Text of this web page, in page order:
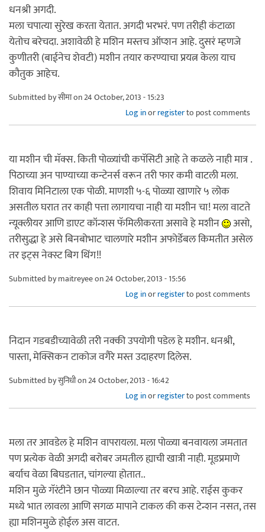
धनश्री अगदी.
मला चपात्या सुरेख करता येतात. अगदी भरभरं. पण तरीही कंटाळा
येतोच बरेचदा. अशावेळी हे मशिन मस्तच ऑप्शन आहे. दुसरं म्हणजे
कुणीतरी (बाईनेच शेवटी) मशीन तयार करण्याचा प्रयत्न केला याच
कौतुक आहेच.
Submitted byसीमाon 24 October, 2013 - 15:23
Log inorregisterto post comments
या मशीन ची मॅक्स. किती पोळ्यांची कपॅसिटी आहे ते कळले नाही मात्र .
पिठाच्या अन पाण्याच्या कन्टेनर्स वरून तरी फार कमी वाटली मला.
शिवाय मिनिटाला एक पोळी. माणशी ५-६ पोळ्या खाणारे ५ लोक
असतील घरात तर काही पत्ता लागायचा नाही या मशीन चा! मला वाटते
न्यूक्लीयर आणि डाएट कॉन्शस फॅमिलीकरता असावे हे मशीन
असो,
तरीसुद्धा हे असे बिनबोभाट चालणारे मशीन अफोर्डेबल किमतीत असेल
तर इट्स नेक्स्ट बिग थिंग!!
Submitted bymaitreyeeon 24 October, 2013 - 15:56
Log inorregisterto post comments
निदान गडबडीच्यावेळी तरी नक्की उपयोगी पडेल हे मशीन. धनश्री,
पास्ता, मेक्सिकन टाकोज वगैरे मस्त उदाहरण दिलेस.
Submitted byसुनिधीon 24 October, 2013 - 16:42
Log inorregisterto post comments
मला तर आवडेल हे मशिन वापरायला. मला पोळ्या बनवायला जमतात
पण प्रत्येक वेळी अगदी बरोबर जमतील ह्याची खात्री नाही. मूडप्रमाणे
बर्याच वेळा बिघडतात, चांगल्या होतात..
मशिन मुळे गॅरंटीने छान पोळ्या मिळाल्या तर बरच आहे. राईस कुकर
मध्ये भात लावला आणि सगळ मापाने टाकल की कस टेन्शन नसत, तस
ह्या मशिनमुळे होईल अस वाटत.